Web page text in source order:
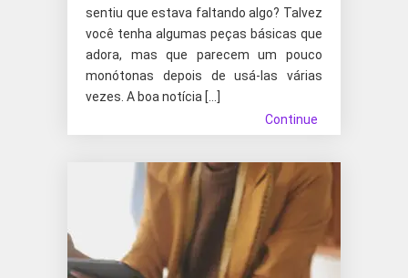
sentiu que estava faltando algo? Talvez
você tenha algumas peças básicas que
adora, mas que parecem um pouco
monótonas depois de usá-las várias
vezes. A boa notícia […]
Continue